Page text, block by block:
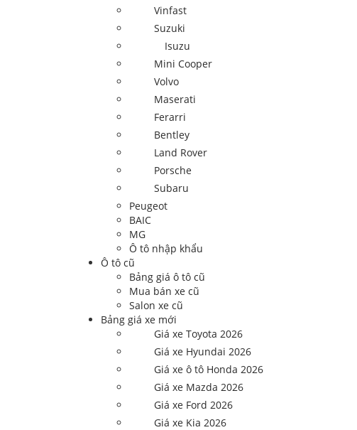
Vinfast
Suzuki
Isuzu
Mini Cooper
Volvo
Maserati
Ferarri
Bentley
Land Rover
Porsche
Subaru
Peugeot
BAIC
MG
Ô tô nhập khẩu
Ô tô cũ
Bảng giá ô tô cũ
Mua bán xe cũ
Salon xe cũ
Bảng giá xe mới
Giá xe Toyota 2026
Giá xe Hyundai 2026
Giá xe ô tô Honda 2026
Giá xe Mazda 2026
Giá xe Ford 2026
Giá xe Kia 2026